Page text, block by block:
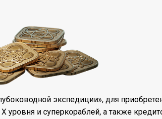
экспедиции», для
уровня и суперкораблей, а также